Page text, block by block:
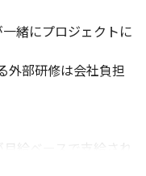
緒にプロジェクトに
外部研修は会社負担
給ベースで支給され